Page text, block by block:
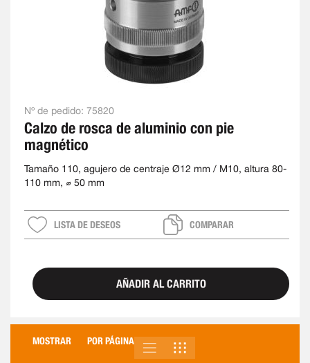
Nº de pedido: 75820
Calzo de rosca de aluminio con pie
magnético
Tamaño 110, agujero de centraje Ø12 mm / M10, altura 80-
110 mm, ⌀ 50 mm
LISTA DE DESEOS COMPARAR
AÑADIR AL CARRITO
MOSTRAR POR PÁGINA
VER
LISTA